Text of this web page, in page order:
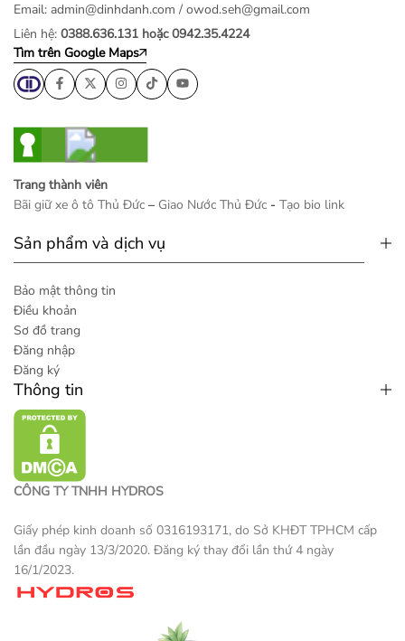
Email: admin@dinhdanh.com / owod.seh@gmail.com
Liên hệ: 0388.636.131 hoặc 0942.35.4224
Tìm trên Google Maps
Trang thành viên
Bãi giữ xe ô tô Thủ Đức – Giao Nước Thủ Đức - Tạo bio link
Sản phẩm và dịch vụ
Bảo mật thông tin
Điều khoản
Sơ đồ trang
Đăng nhập
Đăng ký
Thông tin
CÔNG TY TNHH HYDROS
Giấy phép kinh doanh số 0316193171, do Sở KHĐT TPHCM cấp
lần đầu ngày 13/3/2020. Đăng ký thay đổi lần thứ 4 ngày
16/1/2023.